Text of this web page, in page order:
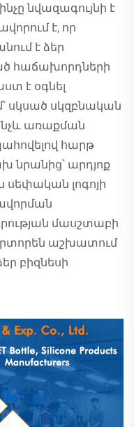
նվազագույնի է
է, որ
է ձեր
հաճախորդների
է օգնել
սկսած սկզբնական
առաքման
հարթ
նրանից՝ արդյոք
սեփական լոգոյի
մասշտաբի
աշխատում
բիզնեսի